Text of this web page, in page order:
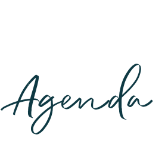
Agenda